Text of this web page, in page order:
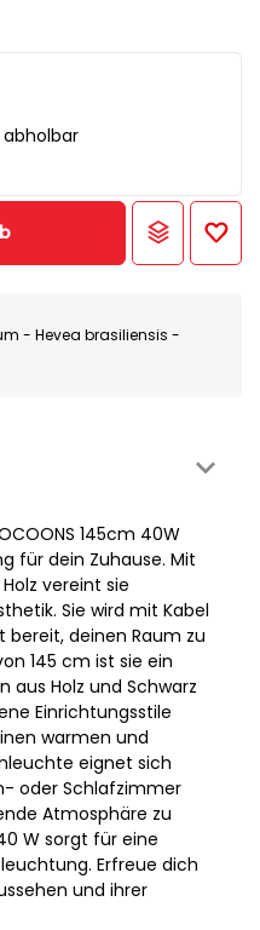
abholbar
- Hevea brasiliensis -
145cm 40W
für dein Zuhause. Mit
vereint sie
Sie wird mit Kabel
bereit, deinen Raum zu
145 cm ist sie ein
aus Holz und Schwarz
Einrichtungsstile
warmen und
eignet sich
oder Schlafzimmer
Atmosphäre zu
W sorgt für eine
Erfreue dich
und ihrer